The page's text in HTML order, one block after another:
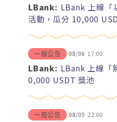
LBank: LBank 上線「
活動，瓜分 10,000
一般公告 08/06 17:00
LBank: LBank 上線「
0,000 USDT 獎池
一般公告 08/05 22:00